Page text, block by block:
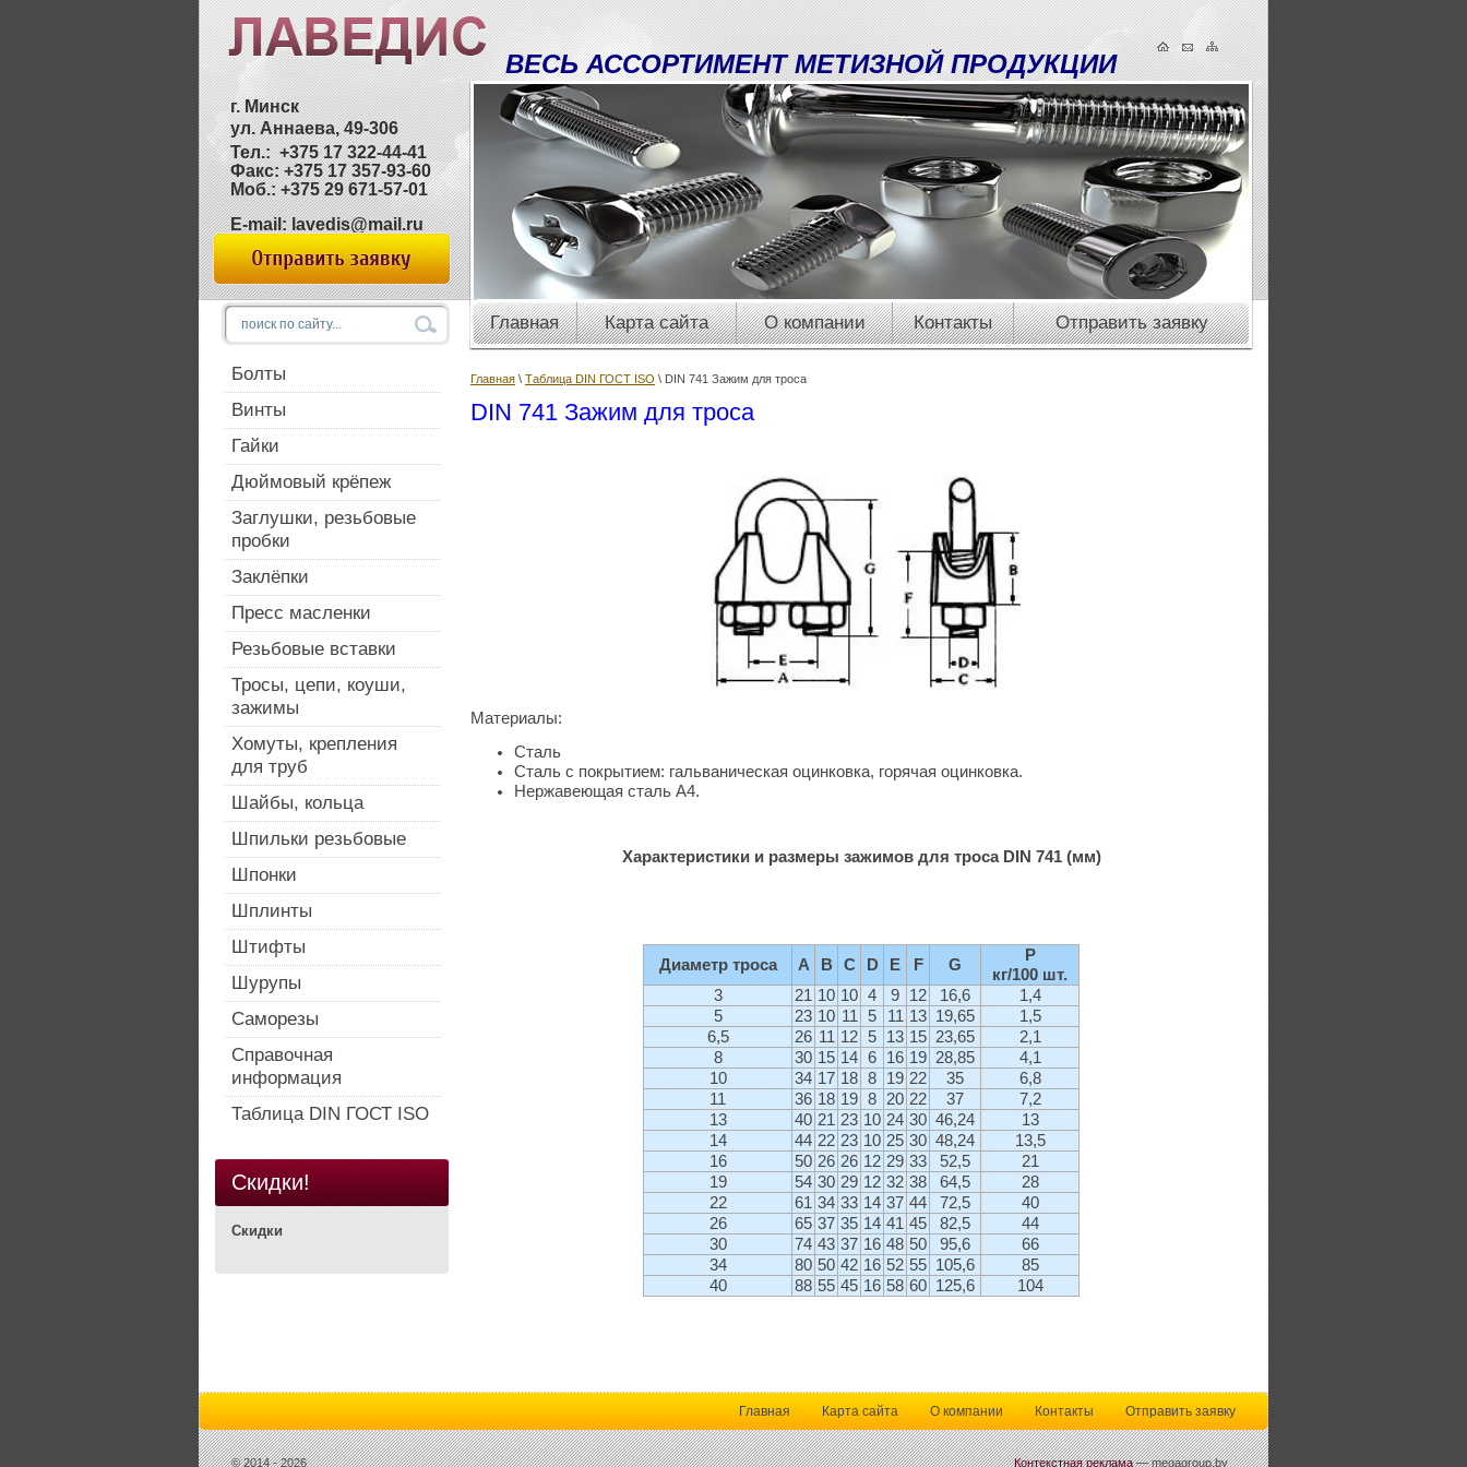
г. Минск
ул. Аннаева, 49-306
Тел.: +375 17 322-44-41
Факс: +375 17 357-93-60
Моб.: +375 29 671-57-01
E-mail: lavedis@mail.ru
Главная Карта сайта О компании Контакты Отправить заявку
ВЕСЬ АССОРТИМЕНТ МЕТИЗНОЙ ПРОДУКЦИИ
Болты
Винты
Гайки
Дюймовый крёпеж
Заглушки, резьбовые
пробки
Заклёпки
Пресс масленки
Резьбовые вставки
Тросы, цепи, коуши,
зажимы
Хомуты, крепления
для труб
Шайбы, кольца
Шпильки резьбовые
Шпонки
Шплинты
Штифты
Шурупы
Саморезы
Справочная
информация
Таблица DIN ГОСТ ISO
Скидки!
Скидки
Главная \ Таблица DIN ГОСТ ISO \ DIN 741 Зажим для троса
DIN 741 Зажим для троса
Материалы:
Сталь
Сталь с покрытием: гальваническая оцинковка, горячая оцинковка.
Нержавеющая сталь А4.
Характеристики и размеры зажимов для троса DIN 741 (мм)
Диаметр троса A B C D E F G
P
кг/100 шт.
3
21 10 10 4 9 12 16,6
1,4
5
23 10 11 5 11 13 19,65
1,5
6,5
26 11 12 5 13 15 23,65
2,1
8
30 15 14 6 16 19 28,85
4,1
10
34 17 18 8 19 22 35
6,8
11
36 18 19 8 20 22 37
7,2
13
40 21 23 10 24 30 46,24
13
14
44 22 23 10 25 30 48,24
13,5
16
50 26 26 12 29 33 52,5
21
19
54 30 29 12 32 38 64,5
28
22
61 34 33 14 37 44 72,5
40
26
65 37 35 14 41 45 82,5
44
30
74 43 37 16 48 50 95,6
66
34
80 50 42 16 52 55 105,6
85
40
88 55 45 16 58 60 125,6 104
Главная Карта сайта О компании Контакты Отправить заявку
© 2014 - 2026 Контекстная реклама— megagroup.by